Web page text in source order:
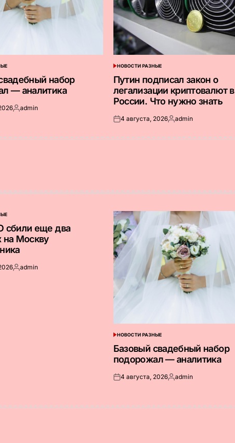
набор
— аналитика
Запись
admin
ОПУБЛИКОВАНО
В
НОВОСТИ РАЗНЫЕ
Путин подписал закон о
легализации криптовалют в
России. Что нужно знать
Опубликовано
4 августа, 2026Запись
admin
сбили еще два
на Москву
Запись
admin
ОПУБЛИКОВАНО
В
НОВОСТИ РАЗНЫЕ
Базовый свадебный набор
подорожал — аналитика
Опубликовано
4 августа, 2026Запись
admin